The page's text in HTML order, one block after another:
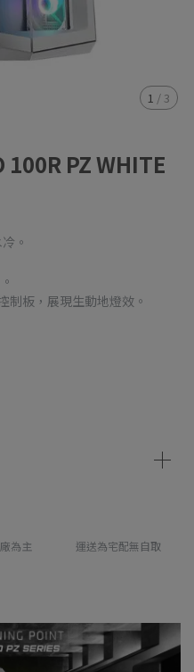
1 / 3
100R PZ WHITE
。
制板，展現生動地燈效。
為主 運送為宅配無自取